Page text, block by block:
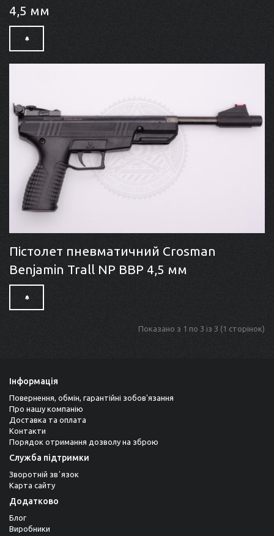
4,5 мм
Пістолет пневматичний Crosman
Benjamin Trall NP BBP 4,5 мм
Показано з 1 по 3 із 3 (1 сторінок)
Інформація
Повернення, обмін, гарантійні зобов'язання
Про нашу компанію
Доставка та оплата
Контакти
Порядок отримання дозволу на зброю
Служба підтримки
Зворотній звʼязок
Карта сайту
Додатково
Блог
Виробники